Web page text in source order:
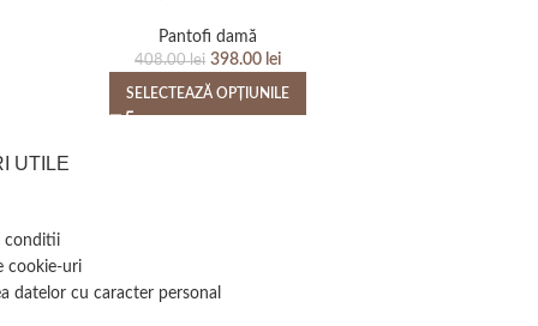
Pantofi damă
408.00lei 398.00 lei
SELECTEAZĂ OPȚIUNILE
UTILE
conditii
cookie-uri
datelor cu caracter personal